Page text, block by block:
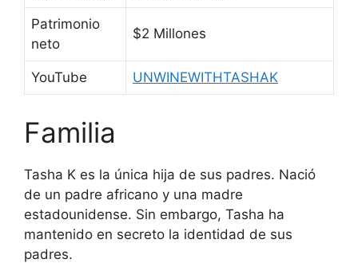
Patrimonio
neto
$2 Millones
YouTube UNWINEWITHTASHAK
Familia
Tasha K es la única hija de sus padres. Nació
de un padre africano y una madre
estadounidense. Sin embargo, Tasha ha
mantenido en secreto la identidad de sus
padres.